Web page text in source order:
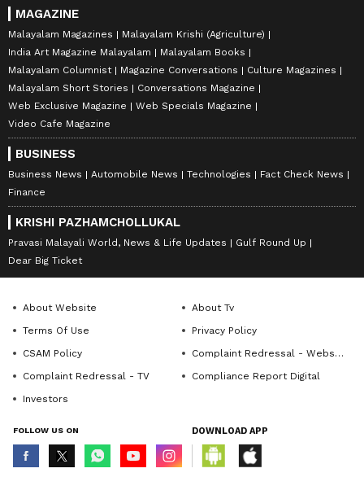
MAGAZINE
Malayalam Magazines
Malayalam Krishi (Agriculture)
India Art Magazine Malayalam
Malayalam Books
Malayalam Columnist
Magazine Conversations
Culture Magazines
Malayalam Short Stories
Conversations Magazine
Web Exclusive Magazine
Web Specials Magazine
Video Cafe Magazine
BUSINESS
Business News Automobile News Technologies
Fact Check News
Finance
KRISHI PAZHAMCHOLLUKAL
Pravasi Malayali World, News & Life Updates
Gulf Round Up
Dear Big Ticket
About Website
About Tv
Terms Of Use
Privacy Policy
CSAM Policy
Complaint Redressal - Website
Complaint Redressal - TV
Compliance Report Digital
Investors
FOLLOW US ON DOWNLOAD APP